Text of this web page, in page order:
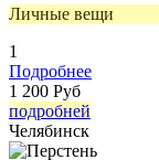
Личные вещи
1
Подробнее
1 200 Руб
подробней
Челябинск